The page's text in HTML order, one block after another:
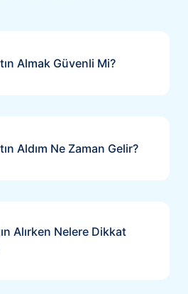
Almak Güvenli Mi?
Aldım Ne Zaman Gelir?
Alırken Nelere Dikkat